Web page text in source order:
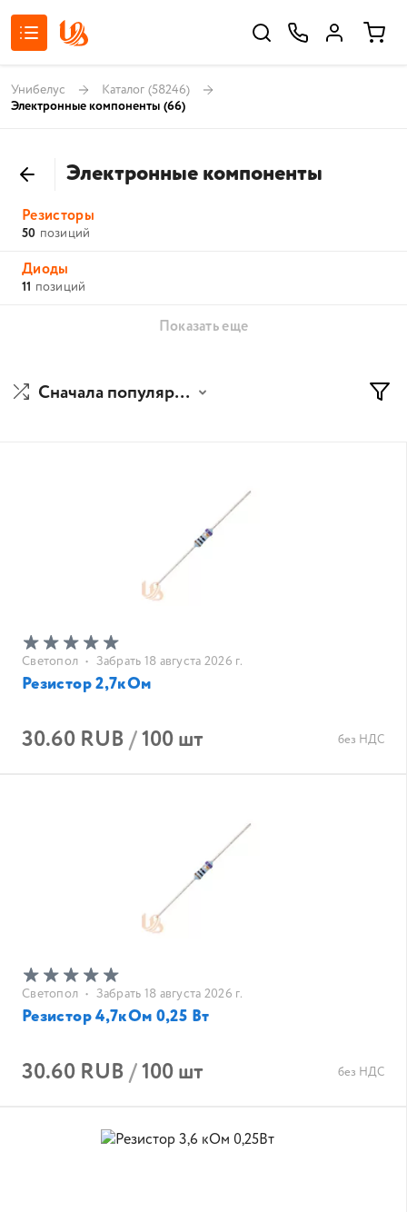
Унибелус Каталог (58246)
Электронные компоненты (66)
Электронные компоненты
Резисторы
50 позиций
Диоды
11 позиций
Показать еще
Сначала популярные
Светопол • Забрать 18 августа 2026 г.
Резистор 2,7кОм
30.60 RUB/100 шт без НДС
Светопол • Забрать 18 августа 2026 г.
Резистор 4,7кОм 0,25 Вт
30.60 RUB/100 шт без НДС